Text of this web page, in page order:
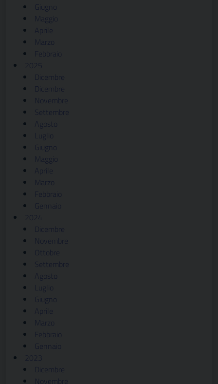
Giugno
Maggio
Aprile
Marzo
Febbraio
2025
Dicembre
Dicembre
Novembre
Settembre
Agosto
Luglio
Giugno
Maggio
Aprile
Marzo
Febbraio
Gennaio
2024
Dicembre
Novembre
Ottobre
Settembre
Agosto
Luglio
Giugno
Aprile
Marzo
Febbraio
Gennaio
2023
Dicembre
Novembre